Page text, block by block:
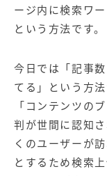
ージ内に検索ワ
という方法です。
今日では「記事
てる」という方
「コンテンツの
判が世間に認知
くのユーザーが
とするため検索